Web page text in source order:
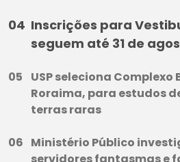
Inscrições para
seguem até 31 de
USP seleciona Complexo
Roraima, para estudos
terras raras
Ministério Público